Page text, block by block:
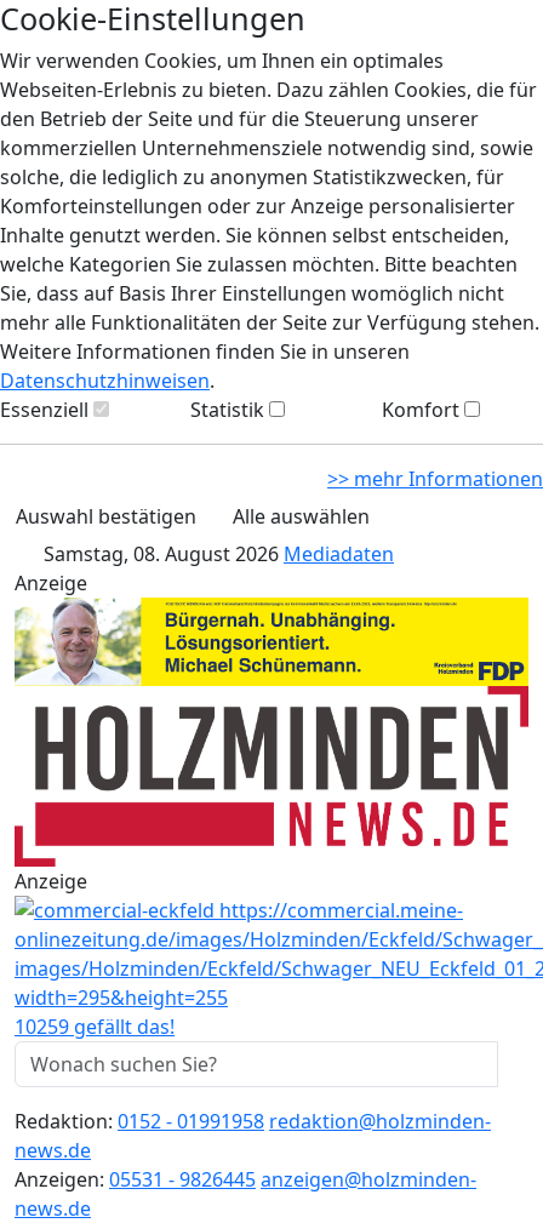
Cookie-Einstellungen
Wir verwenden Cookies, um Ihnen ein optimales
Webseiten-Erlebnis zu bieten. Dazu zählen Cookies, die für
den Betrieb der Seite und für die Steuerung unserer
kommerziellen Unternehmensziele notwendig sind, sowie
solche, die lediglich zu anonymen Statistikzwecken, für
Komforteinstellungen oder zur Anzeige personalisierter
Inhalte genutzt werden. Sie können selbst entscheiden,
welche Kategorien Sie zulassen möchten. Bitte beachten
Sie, dass auf Basis Ihrer Einstellungen womöglich nicht
mehr alle Funktionalitäten der Seite zur Verfügung stehen.
Weitere Informationen finden Sie in unseren
Datenschutzhinweisen.
Essenziell
Statistik Komfort
>> mehr Informationen
Auswahl bestätigen
Alle auswählen
Samstag, 08. August 2026 Mediadaten
Anzeige
Anzeige
10259 gefällt das!
Redaktion: 0152 - 01991958 redaktion@holzminden-
news.de
Anzeigen: 05531 - 9826445anzeigen@holzminden-
news.de